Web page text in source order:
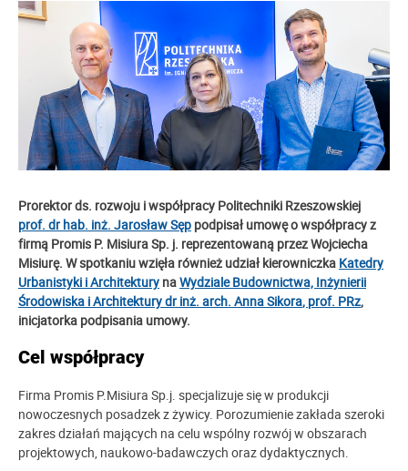
Prorektor ds. rozwoju i współpracy Politechniki Rzeszowskiej
prof. dr hab. inż. Jarosław Sęp podpisał umowę o współpracyz
firmą Promis P. Misiura Sp. j. reprezentowaną przez Wojciecha
Misiurę. W spotkaniu wzięła również udział kierowniczka Katedry
Urbanistyki i Architektury naWydziale Budownictwa, Inżynierii
Środowiska i Architekturydr inż. arch. Anna Sikora, prof. PRz,
inicjatorka podpisania umowy.
Cel współpracy
Firma Promis P.Misiura Sp.j. specjalizuje się w produkcji
nowoczesnych posadzek z żywicy. Porozumienie zakłada szeroki
zakres działań mających na celu wspólny rozwój w obszarach
projektowych, naukowo-badawczych oraz dydaktycznych.